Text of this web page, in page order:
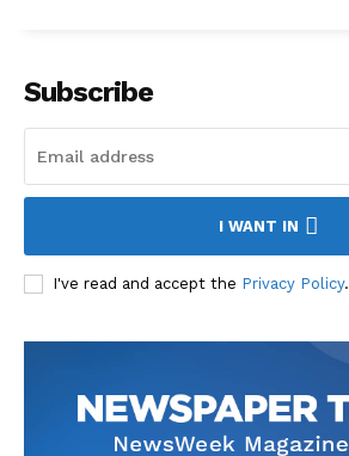
Subscribe
I WANT IN
I've read and accept the Privacy Policy.